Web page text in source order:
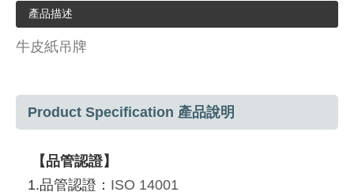
產品描述
牛皮紙吊牌
Product Specification 產品說明
【品管認證】
1.品管認證： ISO 14001